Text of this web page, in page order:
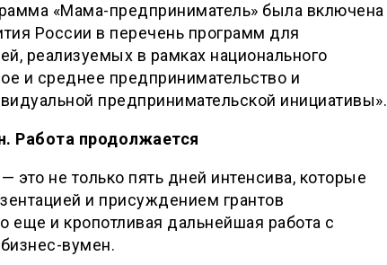
«Мама-предприниматель» была включена
России в перечень программ для
реализуемых в рамках национального
и среднее предпринимательство и
предпринимательской инициативы».
Работа продолжается
это не только пять дней интенсива, которые
и присуждением грантов
еще и кропотливая дальнейшая работа с
вумен.